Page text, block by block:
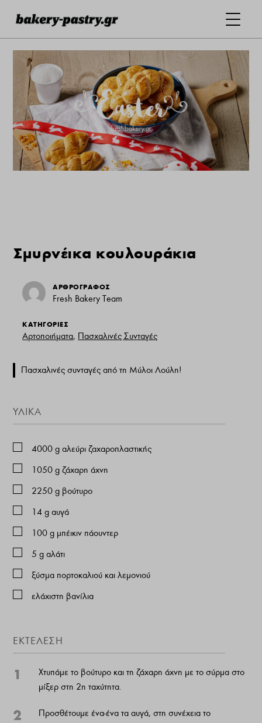
Σμυρνέικα κουλουράκια
ΑΡΘΡΟΓΡΑΦΟΣ
Fresh Bakery Team
ΚΑΤΗΓΟΡΙΕΣ
Αρτοποιήματα, Πασχαλινές Συνταγές
Πασχαλινές συνταγές από τη Μύλοι Λούλη!
ΥΛΙΚΑ
4000 g αλεύρι ζαχαροπλαστικής
1050 g ζάχαρη άχνη
2250 g βούτυρο
14 g αυγά
100 g μπέικιν πάουντερ
5 g αλάτι
ξύσμα πορτοκαλιού και λεμονιού
ελάχιστη βανίλια
ΕΚΤΕΛΕΣΗ
1
Χτυπάμε το βούτυρο και τη ζάχαρη άχνη με το σύρμα στο
μίξερ στη 2η ταχύτητα.
2
Προσθέτουμε ένα-ένα τα αυγά, στη συνέχεια το